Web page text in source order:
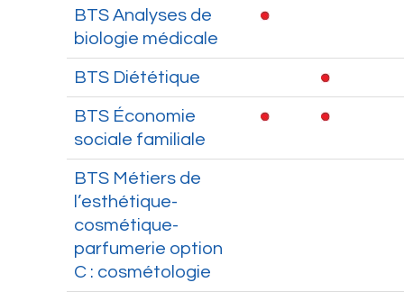
BTS Analyses de
biologie médicale
BTS Diététique
BTS Économie
sociale familiale
BTS Métiers de
l’esthétique-
cosmétique-
parfumerie option
C : cosmétologie